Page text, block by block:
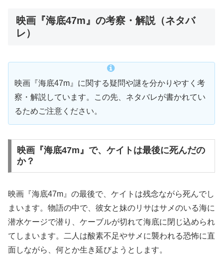
映画『海底47m』の考察・解説（ネタバ
レ）
映画『海底47m』に関する疑問や謎を分かりやすく考
察・解説しています。この先、ネタバレが書かれてい
るためご注意ください。
映画『海底47m』で、ケイトは最後に死んだの
か？
映画『海底47m』の最後で、ケイトは残念ながら死んでし
まいます。物語の中で、彼女と妹のリサはサメのいる海に
潜水ケージで潜り、ケーブルが切れて海底に閉じ込められ
てしまいます。二人は酸素不足やサメに襲われる恐怖に直
面しながら、何とか生き延びようとします。